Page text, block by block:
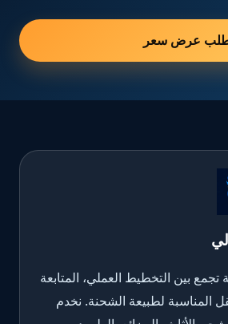
عرض سعر
بين التخطيط العملي، المتابعة
المناسبة لطبيعة الشحنة. نخدم